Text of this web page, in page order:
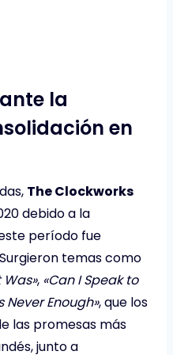
la
en
The Clockworks
debido a la
período fue
temas como
, «Can I Speak to
Never Enough», que los
las promesas más
junto a